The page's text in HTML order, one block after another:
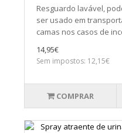
Resguardo lavável,
ser usado em
camas nos casos de
14,95€
Sem impostos: 12,15€
COMPRAR